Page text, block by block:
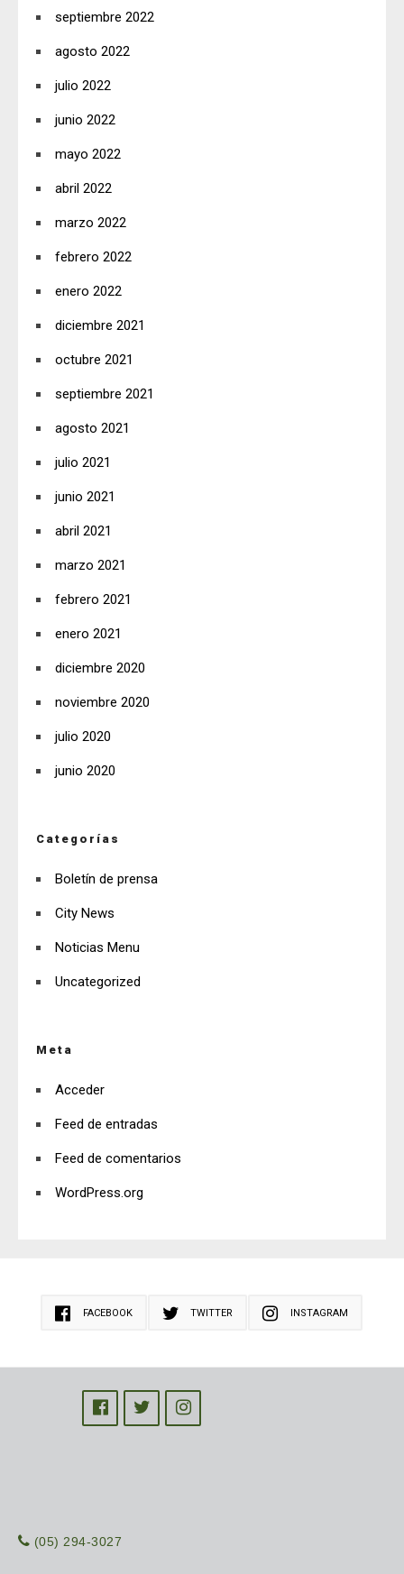
septiembre 2022
agosto 2022
julio 2022
junio 2022
mayo 2022
abril 2022
marzo 2022
febrero 2022
enero 2022
diciembre 2021
octubre 2021
septiembre 2021
agosto 2021
julio 2021
junio 2021
abril 2021
marzo 2021
febrero 2021
enero 2021
diciembre 2020
noviembre 2020
julio 2020
junio 2020
Categorías
Boletín de prensa
City News
Noticias Menu
Uncategorized
Meta
Acceder
Feed de entradas
Feed de comentarios
WordPress.org
FACEBOOK TWITTER INSTAGRAM
(05) 294-3027